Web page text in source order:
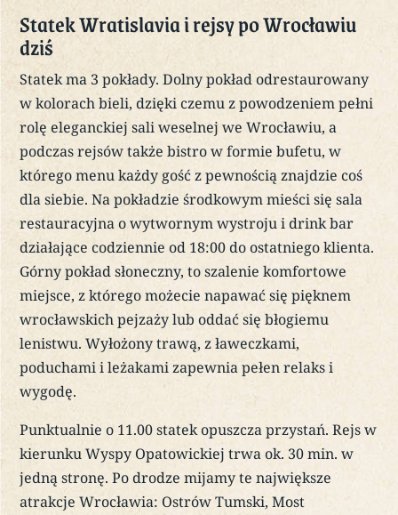
Statek Wratislavia i rejsy po Wrocławiu
dziś
Statek ma 3 pokłady. Dolny pokład odrestaurowany
w kolorach bieli, dzięki czemu z powodzeniem pełni
rolę eleganckiej sali weselnej we Wrocławiu, a
podczas rejsów także bistro w formie bufetu, w
którego menu każdy gość z pewnością znajdzie coś
dla siebie. Na pokładzie środkowym mieści się sala
restauracyjna o wytwornym wystroju i drink bar
działające codziennie od 18:00 do ostatniego klienta.
Górny pokład słoneczny, to szalenie komfortowe
miejsce, z którego możecie napawać się pięknem
wrocławskich pejzaży lub oddać się błogiemu
lenistwu. Wyłożony trawą, z ławeczkami,
poduchami i leżakami zapewnia pełen relaks i
wygodę.
Punktualnie o 11.00 statek opuszcza przystań. Rejs w
kierunku Wyspy Opatowickiej trwa ok. 30 min. w
jedną stronę. Po drodze mijamy te największe
atrakcje Wrocławia: Ostrów Tumski, Most